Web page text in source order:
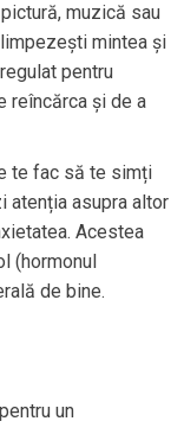
muzică sau
mintea și
pentru
reîncărca și de a
te fac să te simți
atenția asupra altor
Acestea
(hormonul
de bine.
un